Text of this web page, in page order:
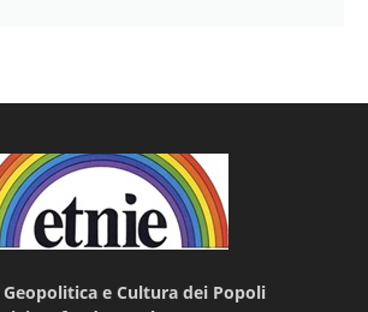
Geopolitica e Cultura dei Popoli